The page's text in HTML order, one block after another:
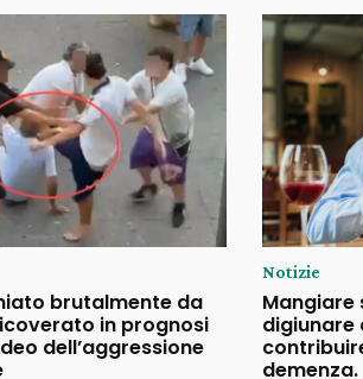
brutalmente da
in prognosi
dell’aggressione
Notizie
Mangiare
digiunare
demenza.